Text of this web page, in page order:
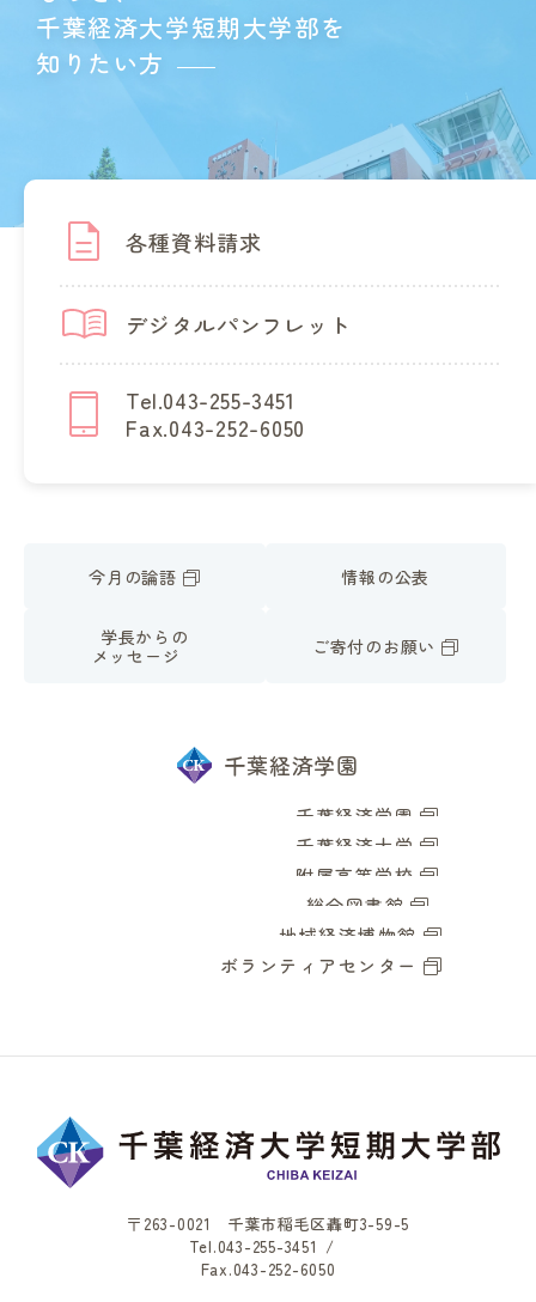
千葉経済大学短期大学部を
知りたい方
各種資料請求
デジタルパンフレット
Tel.043-255-3451
Fax.043-252-6050
今月の論語 情報の公表
学長からの
メッセージ
ご寄付のお願い
千葉経済学園
千葉経済学園
千葉経済大学
附属高等学校
総合図書館
地域経済博物館
ボランティアセンター
〒263-0021 千葉市稲毛区轟町3-59-5
Tel.043-255-3451 /
Fax.043-252-6050